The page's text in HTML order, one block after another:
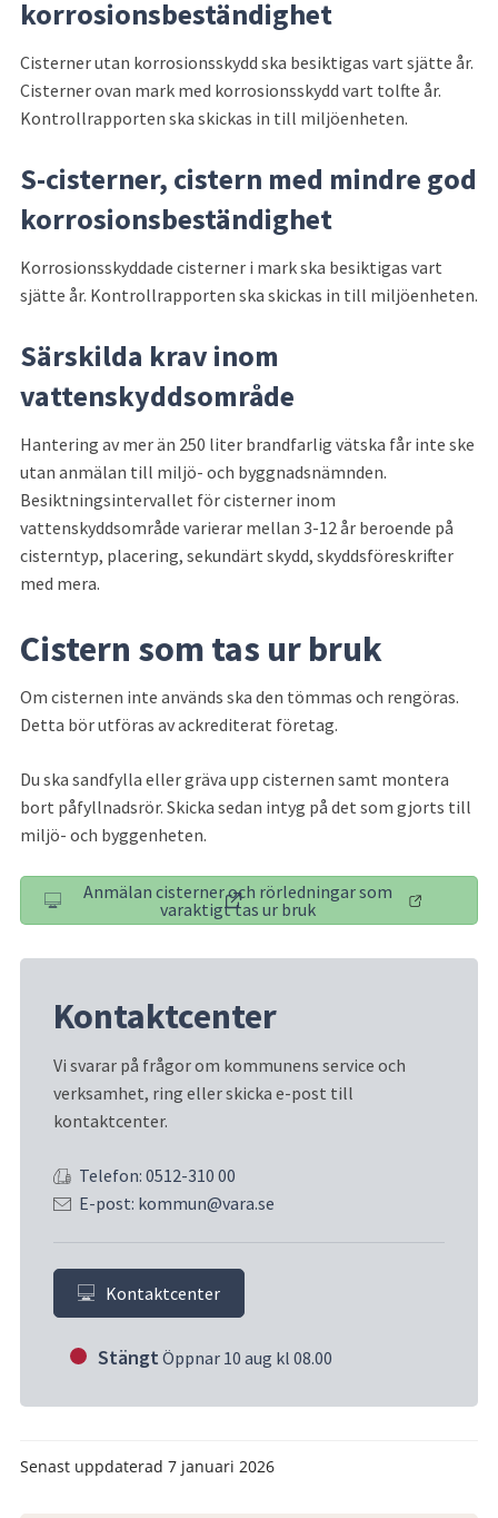
korrosionsbeständighet
Cisterner utan korrosionsskydd ska besiktigas vart sjätte år.
Cisterner ovan mark med korrosionsskydd vart tolfte år.
Kontrollrapporten ska skickas in till miljöenheten.
S-cisterner, cistern med mindre god
korrosionsbeständighet
Korrosionsskyddade cisterner i mark ska besiktigas vart
sjätte år. Kontrollrapporten ska skickas in till miljöenheten.
Särskilda krav inom
vattenskyddsområde
Hantering av mer än 250 liter brandfarlig vätska får inte ske
utan anmälan till miljö- och byggnadsnämnden.
Besiktningsintervallet för cisterner inom
vattenskyddsområde varierar mellan 3-12 år beroende på
cisterntyp, placering, sekundärt skydd, skyddsföreskrifter
med mera.
Cistern som tas ur bruk
Om cisternen inte används ska den tömmas och rengöras.
Detta bör utföras av ackrediterat företag.
Du ska sandfylla eller gräva upp cisternen samt montera
bort påfyllnadsrör. Skicka sedan intyg på det som gjorts till
miljö- och byggenheten.
Anmälan cisterner och rörledningar som
varaktigt tas ur bruk
(länk till annan webbplats)
Kontaktcenter
Vi svarar på frågor om kommunens service och
verksamhet, ring eller skicka e-post till
kontaktcenter.
Telefon: 0512-310 00
E-post: kommun@vara.se
Kontaktcenter
Stängt Öppnar 10 aug kl 08.00
Senast uppdaterad 7 januari 2026